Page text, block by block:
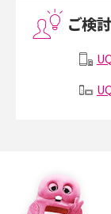
Instagram（インスタ
SMSとは？料金やで
iPhone 16eとiPhone
iPhone 16eとiPhone
ご検